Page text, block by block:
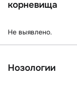
корневища
Не выявлено.
Нозологии